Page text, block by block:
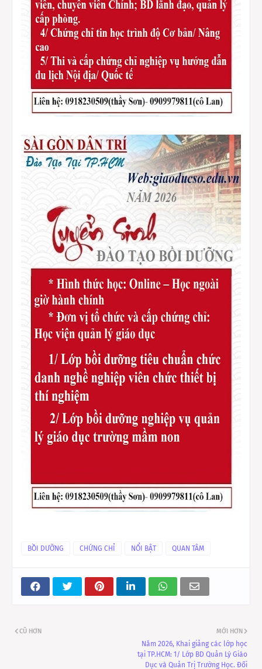
BỒI DƯỠNG CHỨNG CHỈ NỔI BẬT QUAN TÂM
MỚI HƠN
Năm 2026, Khai giảng các lớp học
tại TP.HCM: 1/ Lớp BD Quản Lý Giáo
Dục và Quản Trị Trường Học. Đối
CŨ HƠN